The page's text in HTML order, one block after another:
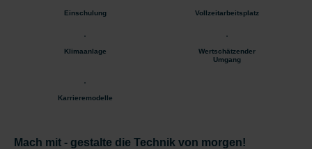
Einschulung Vollzeitarbeitsplatz
Klimaanlage
Wertschätzender
Umgang
Karrieremodelle
Mach mit - gestalte die Technik von morgen!